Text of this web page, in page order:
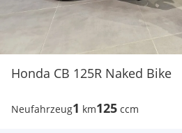
Honda CB 125R Naked Bike
Neufahrzeug1 km125 ccm